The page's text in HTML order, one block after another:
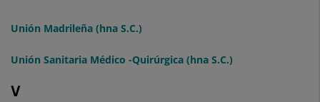
Unión Madrileña (hna S.C.)
Unión Sanitaria Médico -Quirúrgica (hna S.C.)
V